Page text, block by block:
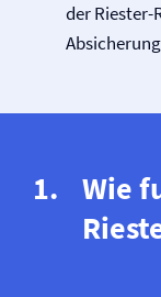
der Riester-
Wie